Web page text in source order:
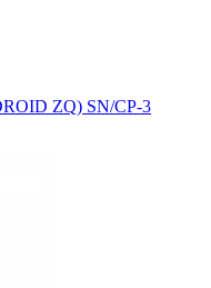
ZQ) SN/CP-3